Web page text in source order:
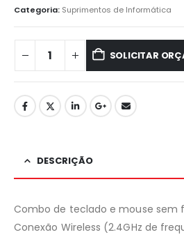
Categoria: ⁠Suprimentos de Informática
SOLICITAR
DESCRIÇÃO
Combo de teclado e mouse sem
Conexão Wireless (2.4GHz de